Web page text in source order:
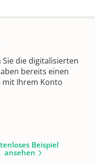
die digitalisierten
bereits einen
mit Ihrem Konto
Beispiel
ansehen